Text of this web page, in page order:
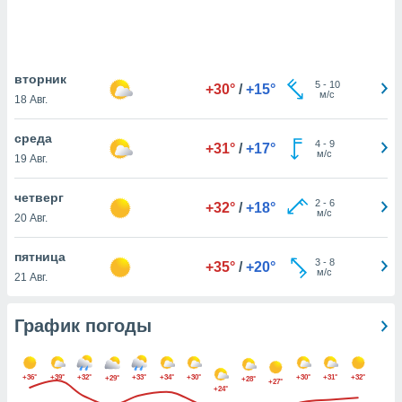
установки
веб-
как
вторник
18 Авг.
+30° / +15° 5- 10
м/с
среда
19 Авг.
+31° / +17° 4- 9
м/с
четверг
20 Авг.
+32° / +18° 2- 6
м/с
пятница
21 Авг.
+35° / +20° 3- 8
м/с
График погоды
+36° +39° +32° +29° +33° +34°
+30°
+24°
+28° +27°
+30° +31° +32°